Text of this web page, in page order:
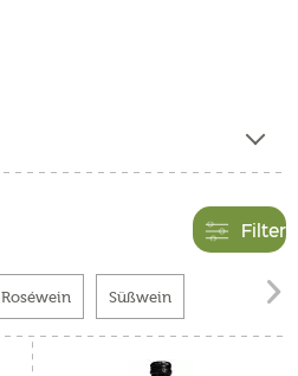
Filter
Roséwein Süßwein 